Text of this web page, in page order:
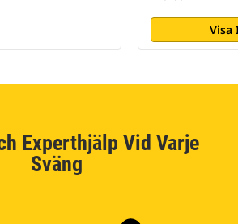
Visa
Experthjälp Vid Varje
Sväng